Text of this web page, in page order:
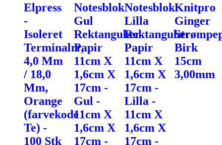
Elpress
-
Isoleret
Terminalrr,
4,0 Mm
/ 18,0
Mm,
Orange
(farvekode
Te) -
100 Stk
Notesblok
Gul
Rektangulær
Papir
11cm X
1,6cm X
17cm -
Gul -
11cm X
1,6cm X
17cm -
Notesblok
Lilla
Rektangulær
Papir
11cm X
1,6cm X
17cm -
Lilla -
11cm X
1,6cm X
17cm -
Knitpro
Ginger
Birk
15cm
3,00mm